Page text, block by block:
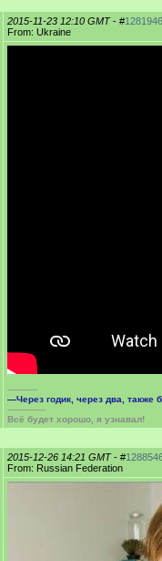
2015-11-23 12:10 GMT- #
From: Ukraine
-----------
—Через годик, через два, также
--------------
Всё будет хорошо, я узнавал!
2015-12-26 14:21 GMT- #
From: Russian Federation